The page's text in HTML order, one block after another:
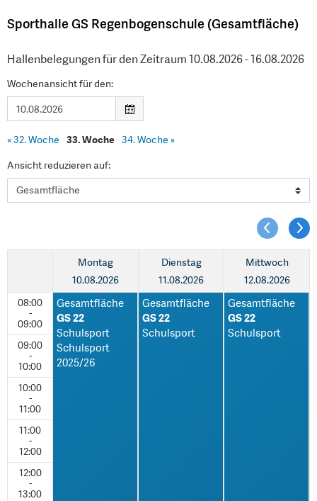
Sporthalle GS Regenbogenschule (Gesamtfläche)
Hallenbelegungen für den Zeitraum 10.08.2026 - 16.08.2026
Wochenansicht für den:
«32. Woche 33. Woche 34. Woche »
Ansicht reduzieren auf:
08:00
-
09:00
09:00
-
10:00
10:00
-
11:00
11:00
-
12:00
12:00
-
13:00
Montag
10.08.2026
Gesamtfläche
GS 22
Schulsport
Schulsport
2025/26
Dienstag
11.08.2026
Gesamtfläche
GS 22
Schulsport
Mittwoch
12.08.2026
Gesamtfläche
GS 22
Schulsport